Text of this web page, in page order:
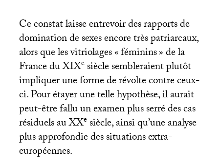
Ce constat laisse entrevoir des rapports de
domination de sexes encore très patriarcaux,
alors que les vitriolages «féminins» de la
France duXIXesiècle sembleraient plutôt
impliquer une forme de révolte contre ceux-
ci. Pour étayer une telle hypothèse, il aurait
peut-être fallu un examen plus serré des cas
résiduels auXXesiècle, ainsi qu’une analyse
plus approfondie des situations extra-
européennes.